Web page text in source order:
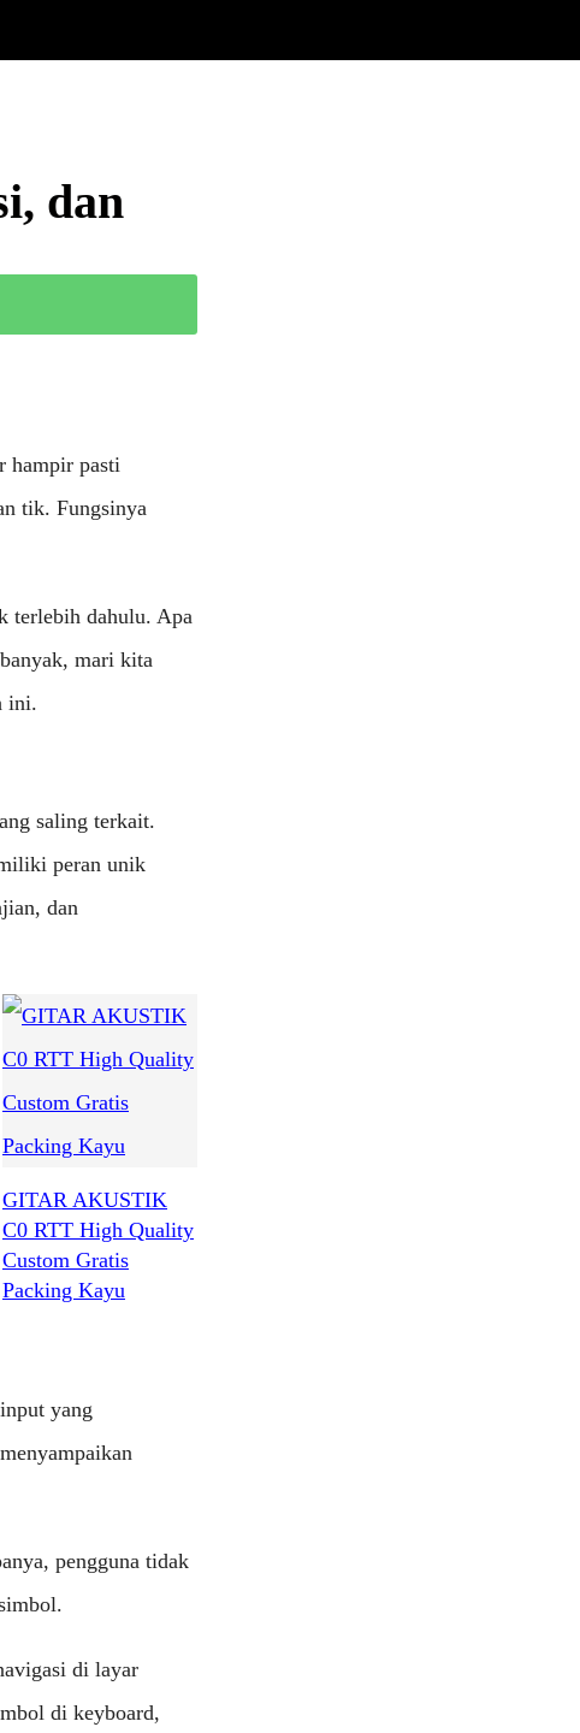
dan
hampir pasti
tik. Fungsinya
terlebih dahulu. Apa
mari kita
ini.
saling terkait.
peran unik
dan
GITAR AKUSTIK
C0 RTT High Quality
Custom Gratis
Packing Kayu
yang
pengguna tidak
di layar
di keyboard,